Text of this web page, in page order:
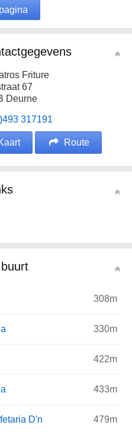
Friture
67
Deurne
317191
Route
308m
330m
422m
433m
D'n 479m